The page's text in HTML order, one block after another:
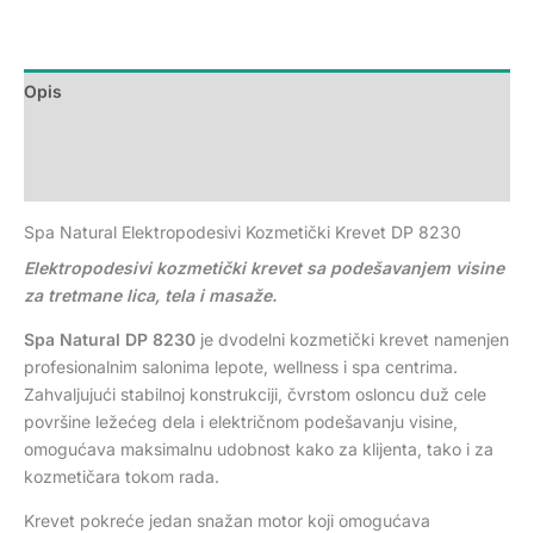
Opis
Spa Natural Elektropodesivi Kozmetički Krevet DP 8230
Elektropodesivi kozmetički krevet sa podešavanjem visine
za tretmane lica, tela i masaže.
Spa Natural DP 8230 je dvodelni kozmetički krevet namenjen
profesionalnim salonima lepote, wellness i spa centrima.
Zahvaljujući stabilnoj konstrukciji, čvrstom osloncu duž cele
površine ležećeg dela i električnom podešavanju visine,
omogućava maksimalnu udobnost kako za klijenta, tako i za
kozmetičara tokom rada.
Krevet pokreće jedan snažan motor koji omogućava